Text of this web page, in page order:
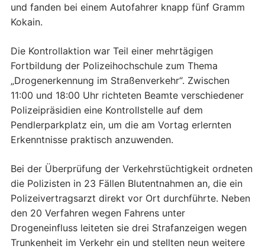
und fanden bei einem Autofahrer knapp fünf Gramm
Kokain.
Die Kontrollaktion war Teil einer mehrtägigen
Fortbildung der Polizeihochschule zum Thema
„Drogenerkennung im Straßenverkehr“. Zwischen
11:00 und 18:00 Uhr richteten Beamte verschiedener
Polizeipräsidien eine Kontrollstelle auf dem
Pendlerparkplatz ein, um die am Vortag erlernten
Erkenntnisse praktisch anzuwenden.
Bei der Überprüfung der Verkehrstüchtigkeit ordneten
die Polizisten in 23 Fällen Blutentnahmen an, die ein
Polizeivertragsarzt direkt vor Ort durchführte. Neben
den 20 Verfahren wegen Fahrens unter
Drogeneinfluss leiteten sie drei Strafanzeigen wegen
Trunkenheit im Verkehr ein und stellten neun weitere